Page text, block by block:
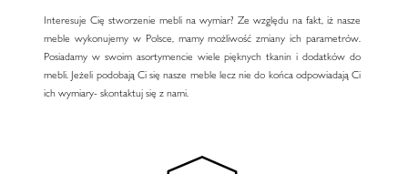
Interesuje Cię stworzenie mebli na wymiar? Ze względu na fakt, iż nasze
meble wykonujemy w Polsce, mamy możliwość zmiany ich parametrów.
Posiadamy w swoim asortymencie wiele pięknych tkanin i dodatków do
mebli. Jeżeli podobają Ci się nasze meble lecz nie do końca odpowiadają Ci
ich wymiary- skontaktuj się z nami.